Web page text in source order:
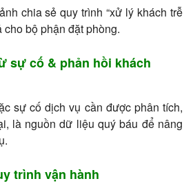
chia sẻ quy trình “xử lý khách trễ
cho bộ phận đặt phòng.
sự cố & phản hồi khách
sự cố dịch vụ cần được phân tích,
là nguồn dữ liệu quý báu để nâng
trình vận hành